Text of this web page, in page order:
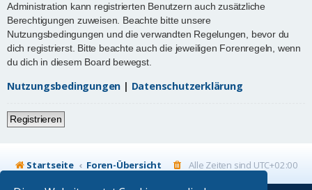
Administration kann registrierten Benutzern auch zusätzliche
Berechtigungen zuweisen. Beachte bitte unsere
Nutzungsbedingungen und die verwandten Regelungen, bevor du
dich registrierst. Bitte beachte auch die jeweiligen Forenregeln, wenn
du dich in diesem Board bewegst.
Nutzungsbedingungen | Datenschutzerklärung
Registrieren
Startseite Foren-Übersicht Alle Zeiten sind UTC+02:00